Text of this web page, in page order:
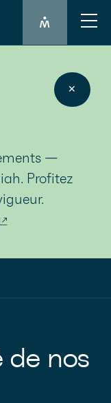
CONNEXION
—
Profitez
✕
de nos